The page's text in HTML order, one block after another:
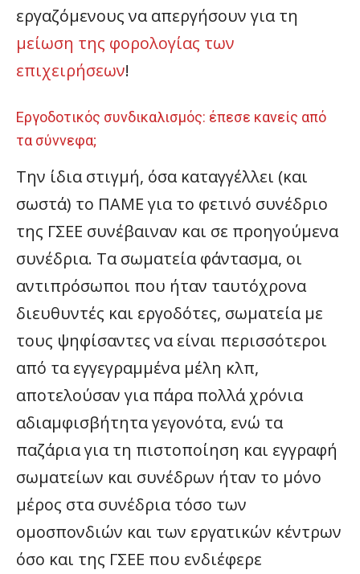
εργαζόμενους να απεργήσουν για τη
μείωση της φορολογίας των
επιχειρήσεων!
Εργοδοτικός συνδικαλισμός: έπεσε κανείς από
τα σύννεφα;
Την ίδια στιγμή, όσα καταγγέλλει (και
σωστά) το ΠΑΜΕ για το φετινό συνέδριο
της ΓΣΕΕ συνέβαιναν και σε προηγούμενα
συνέδρια. Τα σωματεία φάντασμα, οι
αντιπρόσωποι που ήταν ταυτόχρονα
διευθυντές και εργοδότες, σωματεία με
τους ψηφίσαντες να είναι περισσότεροι
από τα εγγεγραμμένα μέλη κλπ,
αποτελούσαν για πάρα πολλά χρόνια
αδιαμφισβήτητα γεγονότα, ενώ τα
παζάρια για τη πιστοποίηση και εγγραφή
σωματείων και συνέδρων ήταν το μόνο
μέρος στα συνέδρια τόσο των
ομοσπονδιών και των εργατικών κέντρων
όσο και της ΓΣΕΕ που ενδιέφερε